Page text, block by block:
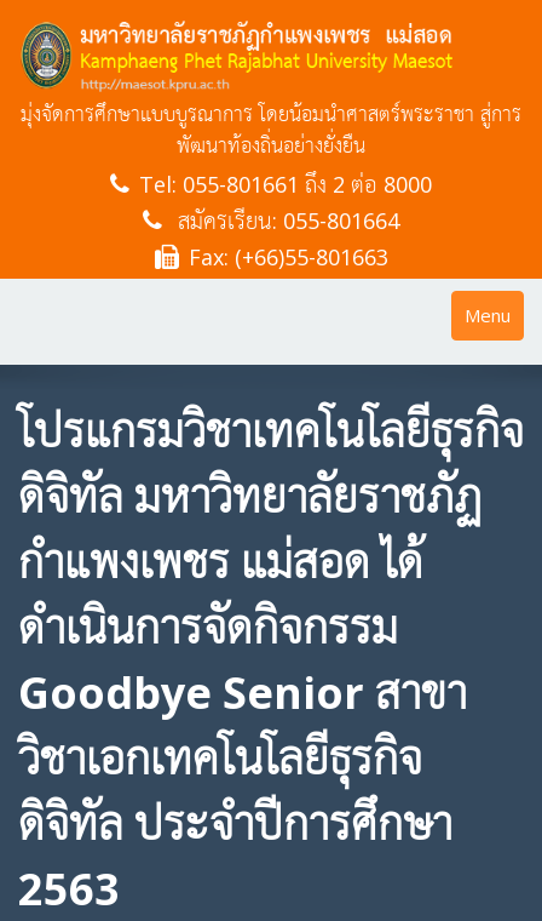
มุ่งจัดการศึกษาแบบบูรณาการ โดยน้อมนำศาสตร์พระราชา สู่การ
พัฒนาท้องถิ่นอย่างยั่งยืน
Tel: 055-801661 ถึง 2 ต่อ 8000
สมัครเรียน: 055-801664
Fax: (+66)55-801663
Toggle
Menu
โปรแกรมวิชาเทคโนโลยีธุรกิจ
ดิจิทัล มหาวิทยาลัยราชภัฏ
กำแพงเพชร แม่สอด ได้
ดำเนินการจัดกิจกรรม
Goodbye Senior สาขา
วิชาเอกเทคโนโลยีธุรกิจ
ดิจิทัล ประจำปีการศึกษา
2563